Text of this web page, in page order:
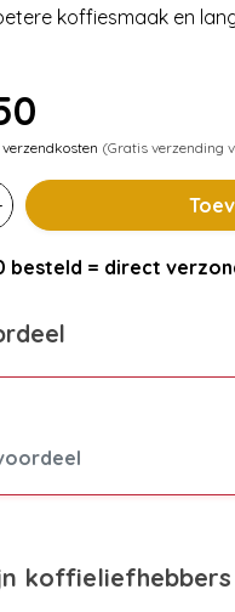
koffiesmaak en
verzendkosten (Gratis verzending
besteld = direct